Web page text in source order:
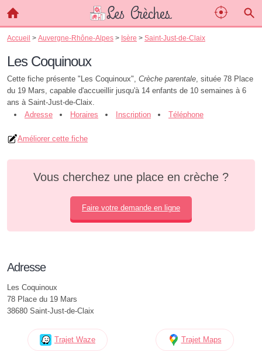
Accueil > Auvergne-Rhône-Alpes > Isère > Saint-Just-de-Claix
Les Coquinoux
Cette fiche présente "Les Coquinoux", Crèche parentale, située 78 Place
du 19 Mars, capable d'accueillir jusqu'à 14 enfants de 10 semaines à 6
ans à Saint-Just-de-Claix.
Adresse
Horaires Inscription Téléphone
Améliorer cette fiche
Vous cherchez une place en crèche ?
Faire votre demande en ligne
Adresse
Les Coquinoux
78 Place du 19 Mars
38680 Saint-Just-de-Claix
Trajet Waze Trajet Maps